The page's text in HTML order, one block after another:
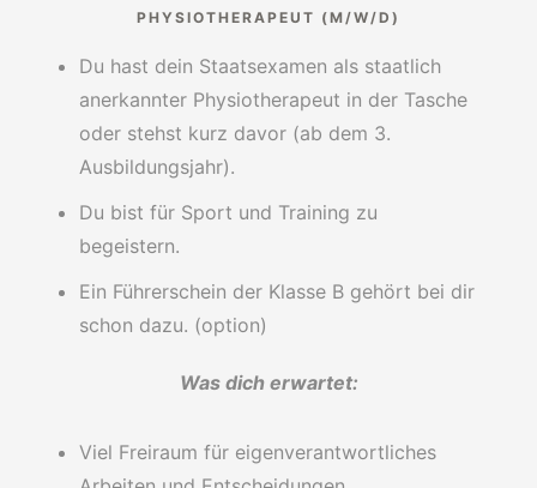
PHYSIOTHERAPEUT (M/W/D)
Du hast dein Staatsexamen als staatlich
anerkannter Physiotherapeut in der Tasche
oder stehst kurz davor (ab dem 3.
Ausbildungsjahr).
Du bist für Sport und Training zu
begeistern.
Ein Führerschein der Klasse B gehört bei dir
schon dazu. (option)
Was dich erwartet:
Viel Freiraum für eigenverantwortliches